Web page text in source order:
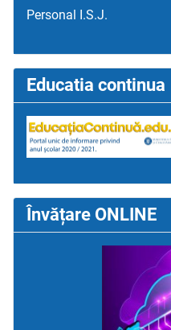
Personal I.S.J.
Educatia continua
Învățare ONLINE